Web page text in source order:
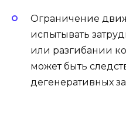
Ограничение
испытывать
или разгибании
может быть
дегенеративных